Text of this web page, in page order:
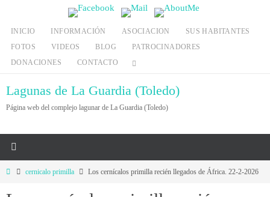
contenido
INICIO INFORMACIÓN ASOCIACION
SUS HABITANTES
FOTOS
VIDEOS BLOG
PATROCINADORES
DONACIONES
CONTACTO
Lagunas de La Guardia (Toledo)
Página web del complejo lagunar de La Guardia (Toledo)
Iniciocernicalo primilla Los cernícalos primilla recién llegados de África. 22-2-2026